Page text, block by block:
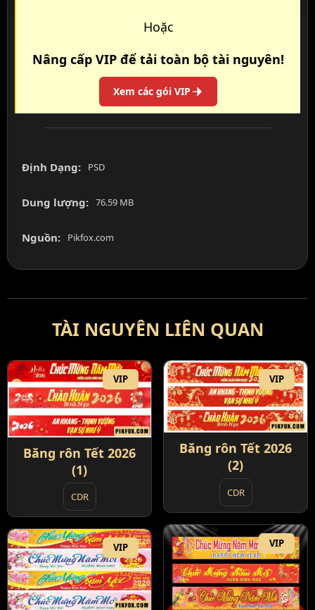
Hoặc
Nâng cấp VIP để tải toàn bộ tài nguyên!
Xem các gói VIP
Định Dạng: PSD
Dung lượng: 76.59 MB
Nguồn: Pikfox.com
TÀI NGUYÊN LIÊN QUAN
VIP
Băng rôn Tết 2026
(1)
CDR
VIP
Băng rôn Tết 2026
(2)
CDR
VIP
VIP